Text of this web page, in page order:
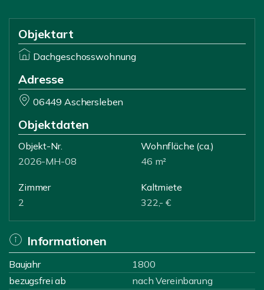
Objektart
Dachgeschosswohnung
Adresse
06449 Aschersleben
Objektdaten
Objekt-Nr.
2026-MH-08
Wohnfläche (ca.)
46 m²
Zimmer
2
Kaltmiete
322,- €
Informationen
Baujahr
1800
bezugsfrei ab
nach Vereinbarung